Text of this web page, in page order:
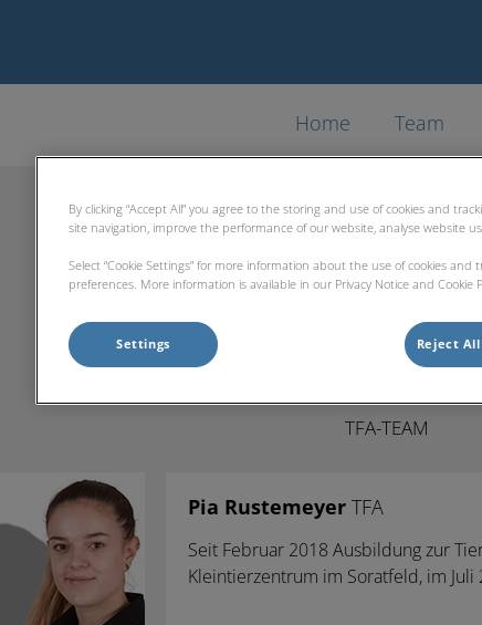
Lichtenau Home Team
Pia
TFA-TEAM
Pia Rustemeyer TFA
Seit Februar 2018 Ausbildung zur
Kleintierzentrum im Soratfeld, im Juli
By clicking “Accept All” you agree to the storing and use of cookies and
site navigation, improve the performance of our website, analyse website
Select “Cookie Settings” for more information about the use of cookies
preferences. More information is available in our Privacy Notice and Cookie
Settings Reject